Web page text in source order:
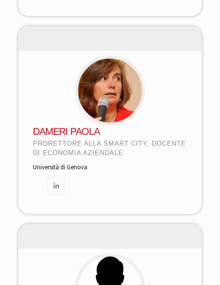
DAMERI PAOLA
PRORETTORE ALLA SMART CITY, DOCENTE
DI ECONOMIA AZIENDALE
Università di Genova